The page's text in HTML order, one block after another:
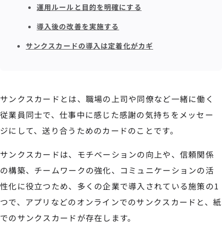
運用ルールと目的を明確にする
導入後の改善を実施する
サンクスカードの導入は定着化がカギ
サンクスカードとは、職場の上司や同僚など一緒に働く
従業員同士で、仕事中に感じた感謝の気持ちをメッセー
ジにして、送り合うためのカードのことです。
サンクスカードは、モチベーションの向上や、信頼関係
の構築、チームワークの強化、コミュニケーションの活
性化に役立つため、多くの企業で導入されている施策の1
つで、アプリなどのオンラインでのサンクスカードと、紙
でのサンクスカードが存在します。